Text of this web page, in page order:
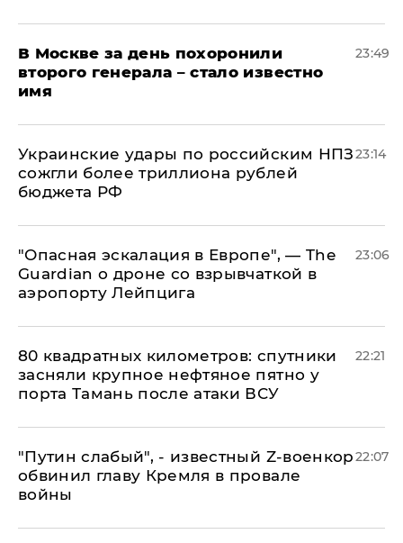
В Москве за день похоронили
второго генерала – стало известно
имя
23:49
Украинские удары по российским НПЗ
сожгли более триллиона рублей
бюджета РФ
23:14
"Опасная эскалация в Европе", — The
Guardian о дроне со взрывчаткой в
аэропорту Лейпцига
23:06
80 квадратных километров: спутники
засняли крупное нефтяное пятно у
порта Тамань после атаки ВСУ
22:21
​"Путин слабый", - известный Z-военкор
обвинил главу Кремля в провале
войны
22:07